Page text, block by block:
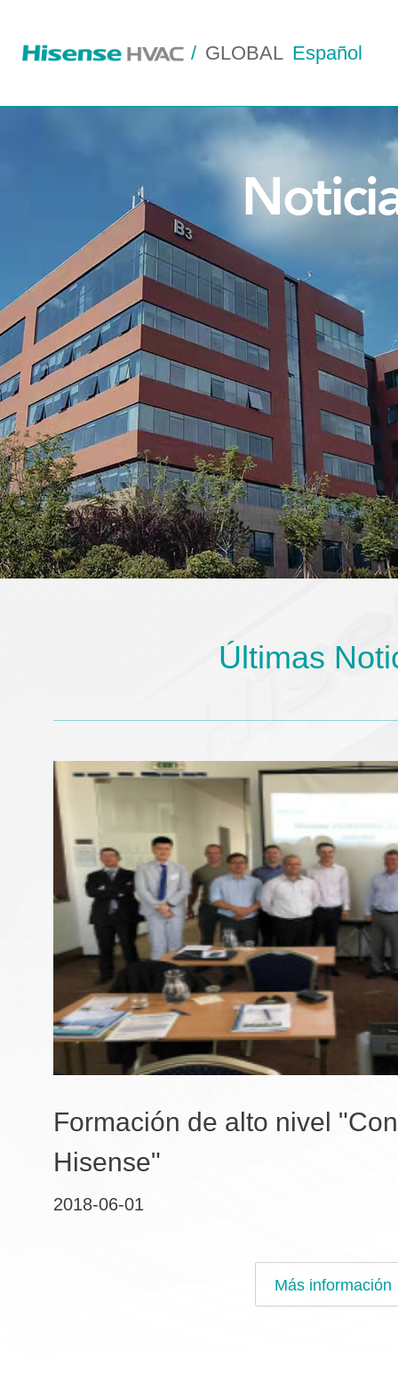
/ GLOBAL Español
Últimas
Formación de alto nivel
Hisense"
2018-06-01
Más información